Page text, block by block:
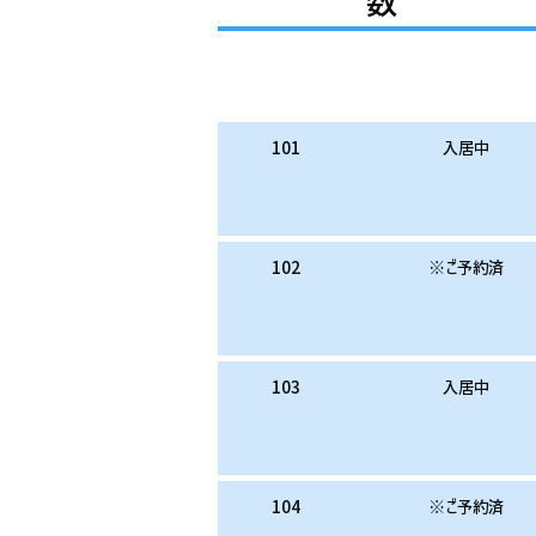
101 入居中
102 ※ご予約済
103 入居中
104 ※ご予約済